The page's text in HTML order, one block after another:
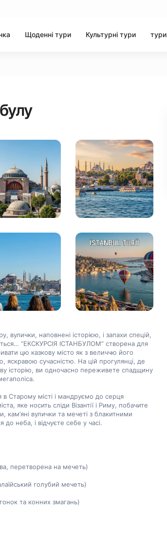
Щоденні тури Культурні тури тури
вулички, наповнені історією, і запахи спецій,
“ЕКСКУРСІЯ ІСТАНБУЛОМ” створена для
цю казкову місто як з величчю його
яскравою сучасністю. На цій прогулянці, де
історію, ви одночасно переживете спадщину
в Старому місті і мандруємо до серця
яке носить сліди Візантії і Риму, побачите
кам’яні вулички та мечеті з блакитними
неба, і відчуєте себе у часі.
перетворена на мечеть)
голубий мечеть)
та конних змагань)